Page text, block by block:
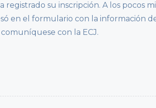
registrado su inscripción. A los pocos
en el formulario con la información
con la ECJ.